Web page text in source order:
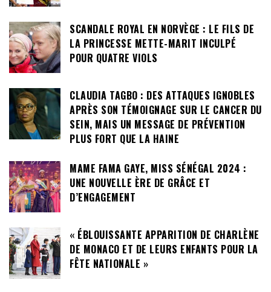
SCANDALE ROYAL EN NORVÈGE : LE FILS DE
LA PRINCESSE METTE-MARIT INCULPÉ
POUR QUATRE VIOLS
CLAUDIA TAGBO : DES ATTAQUES IGNOBLES
APRÈS SON TÉMOIGNAGE SUR LE CANCER DU
SEIN, MAIS UN MESSAGE DE PRÉVENTION
PLUS FORT QUE LA HAINE
MAME FAMA GAYE, MISS SÉNÉGAL 2024 :
UNE NOUVELLE ÈRE DE GRÂCE ET
D’ENGAGEMENT
« ÉBLOUISSANTE APPARITION DE CHARLÈNE
DE MONACO ET DE LEURS ENFANTS POUR LA
FÊTE NATIONALE »